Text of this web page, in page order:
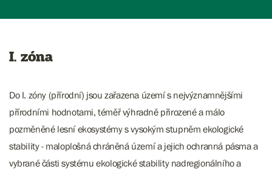
I. zóna
Do I. zóny (přírodní) jsou zařazena území s nejvýznamnějšími
přírodními hodnotami, téměř výhradně přirozené a málo
pozměněné lesní ekosystémy s vysokým stupněm ekologické
stability - maloplošná chráněná území a jejich ochranná pásma a
vybrané části systému ekologické stability nadregionálního a